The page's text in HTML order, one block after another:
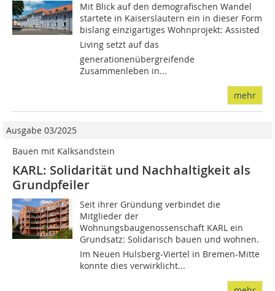
Mit Blick auf den demografischen Wandel
startete in Kaiserslautern ein in dieser Form
bislang einzigartiges Wohnprojekt: Assisted
Living setzt auf das
generationenübergreifende
Zusammenleben in...
mehr
Ausgabe 03/2025
Bauen mit Kalksandstein
KARL: Solidarität und Nachhaltigkeit als
Grundpfeiler
Seit ihrer Gründung verbindet die
Mitglieder der
Wohnungsbaugenossenschaft KARL ein
Grundsatz: Solidarisch bauen und wohnen.
Im Neuen Hulsberg-Viertel in Bremen-Mitte
konnte dies verwirklicht...